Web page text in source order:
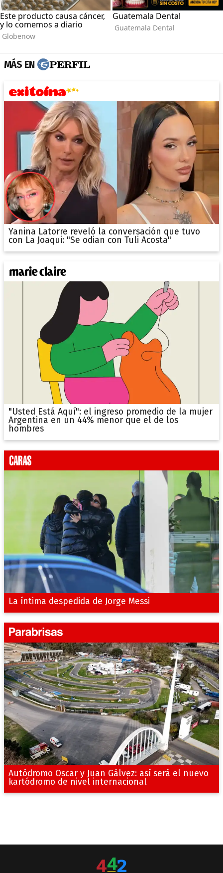
MÁS EN
Yanina Latorre reveló la conversación que tuvo
con La Joaqui: "Se odian con Tuli Acosta"
"Usted Está Aquí": el ingreso promedio de la mujer
Argentina en un 44% menor que el de los
hombres
La íntima despedida de Jorge Messi
Autódromo Oscar y Juan Gálvez: así será el nuevo
kartódromo de nivel internacional